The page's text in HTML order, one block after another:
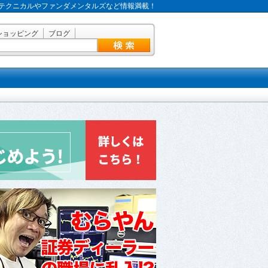
クニカルやファンダメンタルズなど情報満載！
ョッピング ブログ